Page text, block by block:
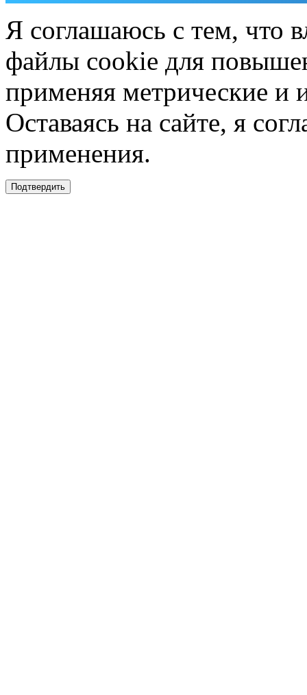
Я соглашаюсь с тем, что
файлы cookie для
применяя метрические и
Оставаясь на сайте, я
применения.
Подтвердить